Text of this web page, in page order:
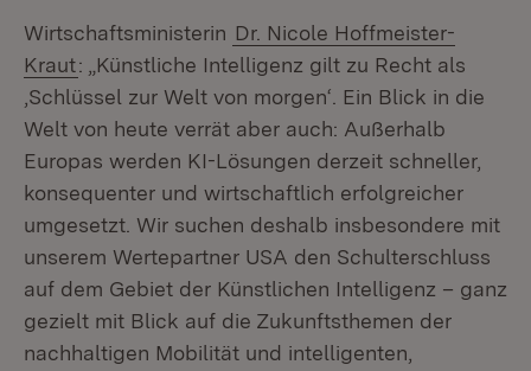
Wirtschaftsministerin Dr. Nicole Hoffmeister-
Kraut: „Künstliche Intelligenz gilt zu Recht als
‚Schlüssel zur Welt von morgen‘. Ein Blick in die
Welt von heute verrät aber auch: Außerhalb
Europas werden KI-Lösungen derzeit schneller,
konsequenter und wirtschaftlich erfolgreicher
umgesetzt. Wir suchen deshalb insbesondere mit
unserem Wertepartner USA den Schulterschluss
auf dem Gebiet der Künstlichen Intelligenz – ganz
gezielt mit Blick auf die Zukunftsthemen der
nachhaltigen Mobilität und intelligenten,